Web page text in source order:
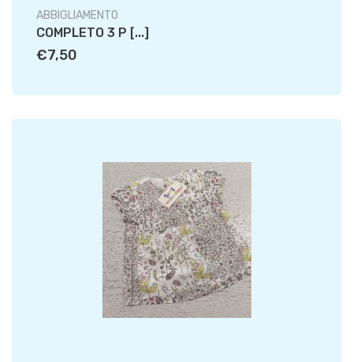
ABBIGLIAMENTO
COMPLETO 3 P [...]
€7,50